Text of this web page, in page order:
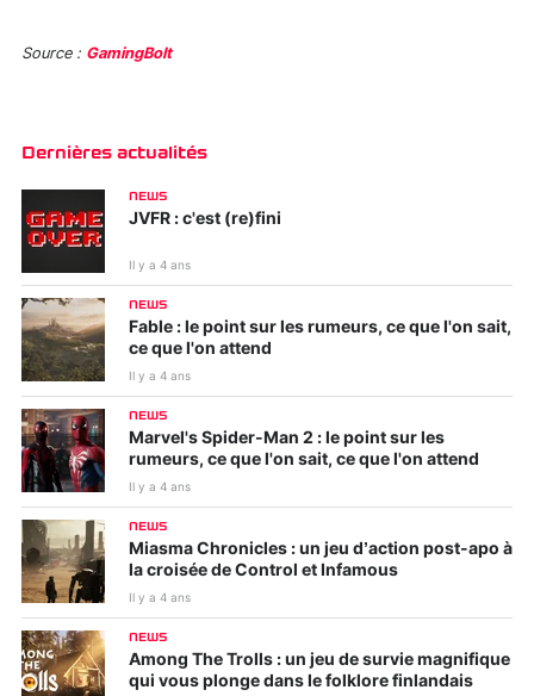
Source : GamingBolt
Dernières actualités
NEWS
JVFR : c'est (re)fini
Il y a 4 ans
NEWS
Fable : le point sur les rumeurs, ce que l'on sait,
ce que l'on attend
Il y a 4 ans
NEWS
Marvel's Spider-Man 2 : le point sur les
rumeurs, ce que l'on sait, ce que l'on attend
Il y a 4 ans
NEWS
Miasma Chronicles : un jeu d’action post-apo à
la croisée de Control et Infamous
Il y a 4 ans
NEWS
Among The Trolls : un jeu de survie magnifique
qui vous plonge dans le folklore finlandais